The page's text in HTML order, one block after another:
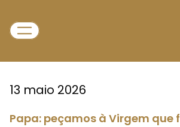
13 maio 2026
Papa: peçamos à Virgem que